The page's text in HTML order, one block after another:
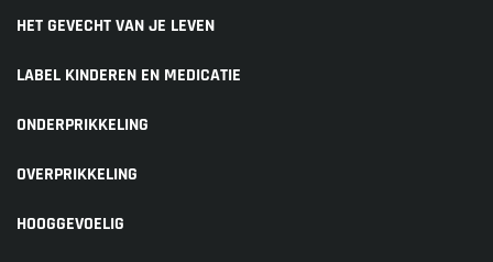
HET GEVECHT VAN JE LEVEN
LABEL KINDEREN EN MEDICATIE
ONDERPRIKKELING
OVERPRIKKELING
HOOGGEVOELIG